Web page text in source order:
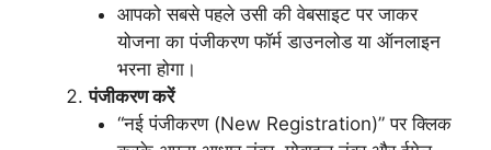
आपको सबसे पहले उसी की वेबसाइट पर जाकर
योजना का पंजीकरण फॉर्म डाउनलोड या ऑनलाइन
भरना होगा।
पंजीकरण करें
“नई पंजीकरण (New Registration)” पर क्लिक